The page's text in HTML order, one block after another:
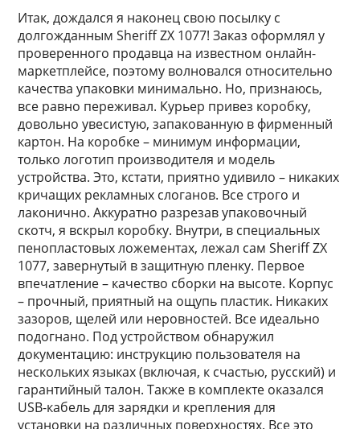
Итак, дождался я наконец свою посылку с
долгожданным Sheriff ZX 1077! Заказ оформлял у
проверенного продавца на известном онлайн-
маркетплейсе, поэтому волновался относительно
качества упаковки минимально. Но, признаюсь,
все равно переживал. Курьер привез коробку,
довольно увесистую, запакованную в фирменный
картон. На коробке – минимум информации,
только логотип производителя и модель
устройства. Это, кстати, приятно удивило – никаких
кричащих рекламных слоганов. Все строго и
лаконично. Аккуратно разрезав упаковочный
скотч, я вскрыл коробку. Внутри, в специальных
пенопластовых ложементах, лежал сам Sheriff ZX
1077, завернутый в защитную пленку. Первое
впечатление – качество сборки на высоте. Корпус
– прочный, приятный на ощупь пластик. Никаких
зазоров, щелей или неровностей. Все идеально
подогнано. Под устройством обнаружил
документацию: инструкцию пользователя на
нескольких языках (включая, к счастью, русский) и
гарантийный талон. Также в комплекте оказался
USB-кабель для зарядки и крепления для
установки на различных поверхностях. Все это